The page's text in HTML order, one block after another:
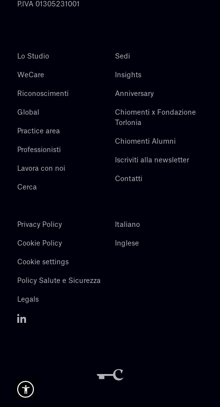
P.IVA 01305231001
Lo Studio
WeCare
Riconoscimenti
Global
Practice area
Professionisti
Lavora con noi
Cerca
Sedi
Insights
Anniversary
Chiomenti x Fondazione
Torlonia
Chiomenti Alumni
Iscriviti alla newsletter
Contatti
Privacy Policy
Cookie Policy
Cookie settings
Policy Salute e Sicurezza
Legals
Italiano
Inglese